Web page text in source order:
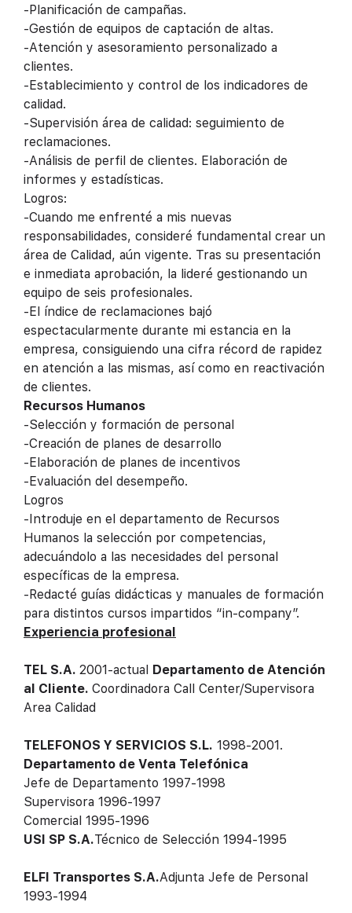
-Planificación de campañas.
-Gestión de equipos de captación de altas.
-Atención y asesoramiento personalizado a
clientes.
-Establecimiento y control de los indicadores de
calidad.
-Supervisión área de calidad: seguimiento de
reclamaciones.
-Análisis de perfil de clientes. Elaboración de
informes y estadísticas.
Logros:
-Cuando me enfrenté a mis nuevas
responsabilidades, consideré fundamental crear un
área de Calidad, aún vigente. Tras su presentación
e inmediata aprobación, la lideré gestionando un
equipo de seis profesionales.
-El índice de reclamaciones bajó
espectacularmente durante mi estancia en la
empresa, consiguiendo una cifra récord de rapidez
en atención a las mismas, así como en reactivación
de clientes.
Recursos Humanos
-Selección y formación de personal
-Creación de planes de desarrollo
-Elaboración de planes de incentivos
-Evaluación del desempeño.
Logros
-Introduje en el departamento de Recursos
Humanos la selección por competencias,
adecuándolo a las necesidades del personal
específicas de la empresa.
-Redacté guías didácticas y manuales de formación
para distintos cursos impartidos “in-company”.
Experiencia profesional
TEL S.A. 2001-actual
Departamento de Atención
al Cliente. Coordinadora Call Center/Supervisora
Area Calidad
TELEFONOS Y SERVICIOS S.L. 1998-2001.
Departamento de Venta Telefónica
Jefe de Departamento 1997-1998
Supervisora 1996-1997
Comercial 1995-1996
USI SP S.A.Técnico de Selección 1994-1995
ELFI Transportes S.A.Adjunta Jefe de Personal
1993-1994